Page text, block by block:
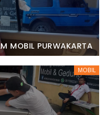
MOBIL PURWAKARTA
MOBIL